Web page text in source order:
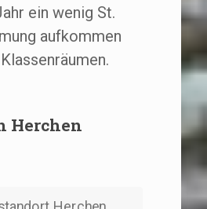
ein wenig St.
aufkommen
Herchen